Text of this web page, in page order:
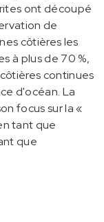
ont découpé
de
côtières les
à plus de 70 %,
continues
d'océan. La
focus sur la «
tant que
que